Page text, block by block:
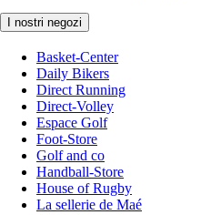
I nostri negozi
Basket-Center
Daily Bikers
Direct Running
Direct-Volley
Espace Golf
Foot-Store
Golf and co
Handball-Store
House of Rugby
La sellerie de Maé